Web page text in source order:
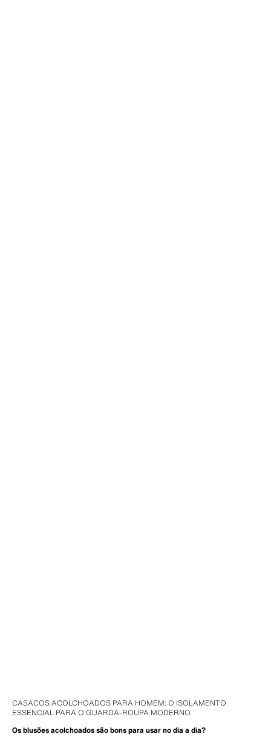
CASACOS ACOLCHOADOS PARA HOMEM: O ISOLAMENTO
ESSENCIAL PARA O GUARDA-ROUPA MODERNO
Os blusões acolchoados são bons para usar no dia a dia?